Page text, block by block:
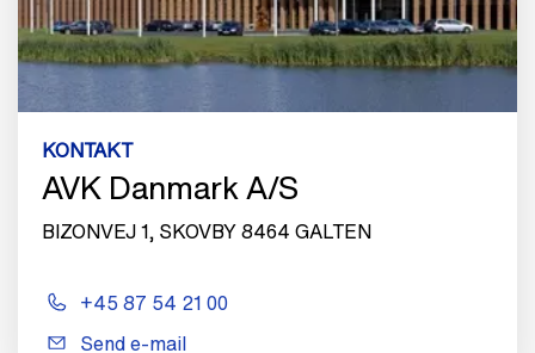
KONTAKT
AVK Danmark A/S
BIZONVEJ 1, SKOVBY 8464 GALTEN
+45 87 54 21 00
Send e-mail